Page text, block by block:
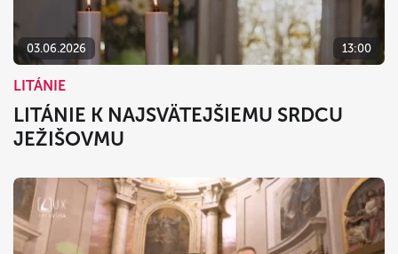
03.06.2026 13:00
LITÁNIE
LITÁNIE K NAJSVÄTEJŠIEMU SRDCU
JEŽIŠOVMU